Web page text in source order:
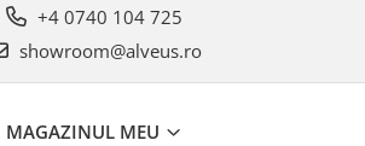
+4 0740 104 725
showroom@alveus.ro
MAGAZINUL MEU